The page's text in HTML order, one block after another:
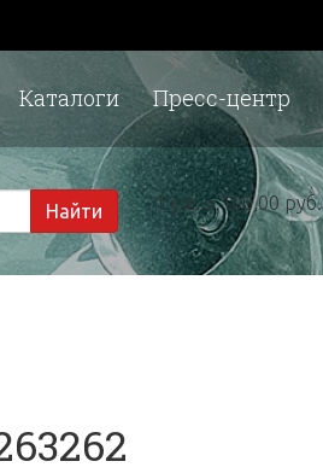
Пресс-центр
Каталоги
Найти 1 у.е. = 100,00 руб.